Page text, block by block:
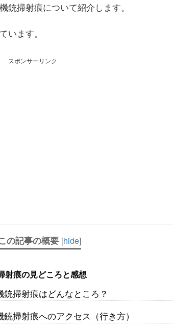
銃掃射痕について紹介します。
います。
スポンサーリンク
の記事の概要 [hide]
射痕の見どころと感想
掃射痕はどんなところ？
掃射痕へのアクセス（行き方）